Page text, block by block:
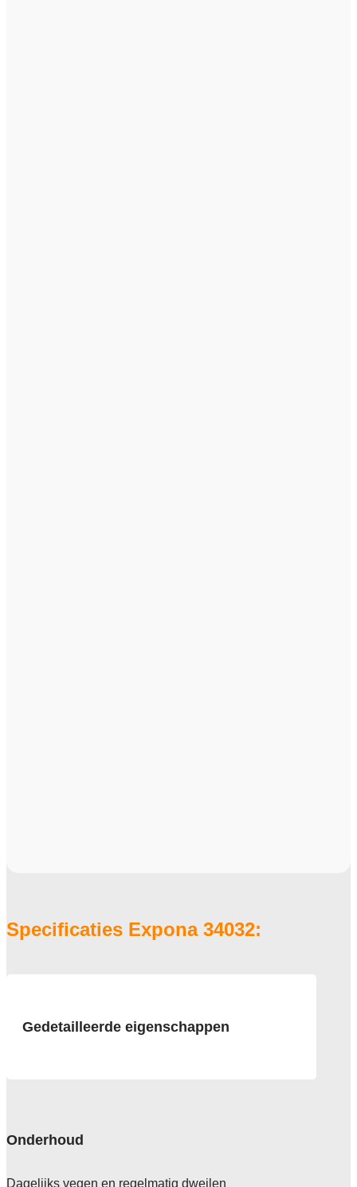
Specificaties Expona 34032:
Gedetailleerde eigenschappen
zwaar
Onderhoud
Dagelijks vegen en regelmatig dweilen